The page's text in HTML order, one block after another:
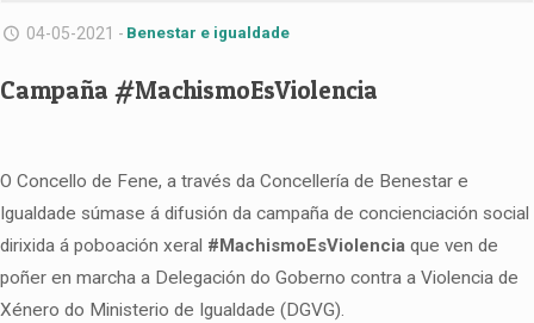
04-05-2021 - Benestar e igualdade
Campaña #MachismoEsViolencia
O Concello de Fene, a través da Concellería de Benestar e
Igualdade súmase á difusión da campaña de concienciación social
dirixida á poboación xeral #MachismoEsViolencia que ven de
poñer en marcha a Delegación do Goberno contra a Violencia de
Xénero do Ministerio de Igualdade (DGVG).